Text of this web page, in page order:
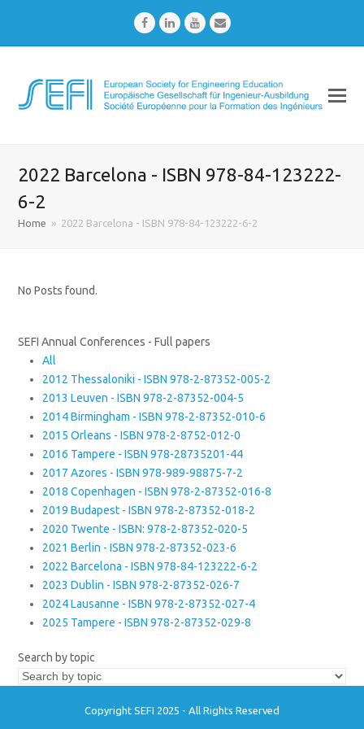
FacebookLinkedInYoutubeEmail
2022 Barcelona - ISBN 978-84-123222-
6-2
Home » 2022 Barcelona - ISBN 978-84-123222-6-2
No Posts found.
SEFI Annual Conferences - Full papers
All
2012 Thessaloniki - ISBN 978-2-87352-005-2
2013 Leuven - ISBN 978-2-87352-004-5
2014 Birmingham - ISBN 978-2-87352-010-6
2015 Orleans - ISBN 978-2-8752-012-0
2016 Tampere - ISBN 978-28735201-44
2017 Azores - ISBN 978-989-98875-7-2
2018 Copenhagen - ISBN 978-2-87352-016-8
2019 Budapest - ISBN 978-2-87352-018-2
2020 Twente - ISBN: 978-2-87352-020-5
2021 Berlin - ISBN 978-2-87352-023-6
2022 Barcelona - ISBN 978-84-123222-6-2
2023 Dublin - ISBN 978-2-87352-026-7
2024 Lausanne - ISBN 978-2-87352-027-4
2025 Tampere - ISBN 978-2-87352-029-8
Search by topic
Copyright SEFI 2025 - All Rights Reserved